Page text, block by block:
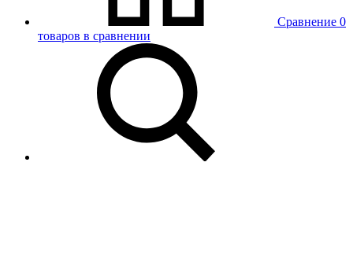
Сравнение 0
товаров в сравнении